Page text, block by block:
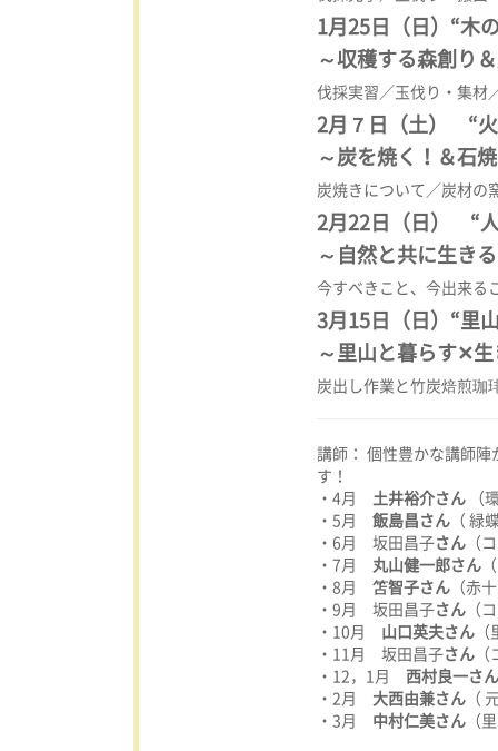
1月25日（日） “木
～収穫する森創り
伐採実習／玉伐り・集材
2月７日（土） “
～炭を焼く！＆石
炭焼きについて／炭材の
2月22日（日） “
～ 自然と共に生き
今すべきこと、今出来る
3月15日（日）“里
～里山と暮らす✕
炭出し作業と竹炭焙煎珈
講師： 個性豊かな講師
す！
・4月 土井裕介さん （
・5月 飯島昌さん （ 緑
・6月 坂田昌子さん （
・7月 丸山健一郎さん
・8月 笘智子さん （赤
・9月 坂田昌子さん （
・10月 山口英夫さん
・11月 坂田昌子さん
・12，1月 西村良一さん
・2月 大西由兼さん （
・3月 中村仁美さん （